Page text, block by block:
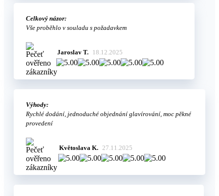
Celkový názor:
Vše proběhlo v souladu s požadavkem
Jaroslav T. 18.12.2025
Výhody:
Rychlé dodání, jednoduché objednání glavírování, moc pěkné
provedení
Květoslava K. 27.11.2025